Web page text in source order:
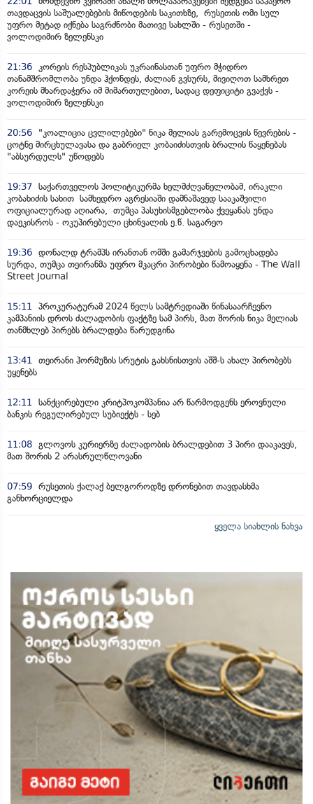
თავდაცვის საშუალებების მიწოდების საკითხზე, რუსეთის ომი სულ
უფრო მეტად იქნება საგრძნობი მათივე სახლში - რუსეთში -
ვოლოდიმირ ზელენსკი
21:36
კორეის რესპუბლიკას უკრაინასთან უფრო მჭიდრო
თანამშრომლობა უნდა ჰქონდეს, ძალიან გვსურს, მივიღოთ სამხრეთ
კორეის მხარდაჭერა იმ მიმართულებით, სადაც დეფიციტი გვაქვს -
ვოლოდიმირ ზელენსკი
20:56
"კოალიცია ცვლილებები" ნიკა მელიას გარემოცვის წევრების -
ცოტნე მირცხულავასა და გაბრიელ კობაიძისთვის ბრალის წაყენებას
"აბსურდულს" უწოდებს
19:37 საქართველოს პოლიტიკურმა ხელმძღვანელობამ, ირაკლი
კობახიძის სახით სამხედრო აგრესიაში დამნაშავედ სააკაშვილი
ოფიციალურად აღიარა, თუმცა პასუხისმგებლობა ქვეყანას უნდა
დაეკისროს - ოკუპირებული ცხინვალის ე.წ. საგარეო
19:36 დონალდ ტრამპს ირანთან ომში გამარჯვების გამოცხადება
სურდა, თუმცა თეირანმა უფრო მკაცრი პირობები წამოაყენა - The Wall
Street Journal
15:11
პროკურატურამ 2024 წელს სამტრედიაში წინასაარჩევნო
კამპანიის დროს ძალადობის ფაქტზე სამ პირს, მათ შორის ნიკა მელიას
თანმხლებ პირებს ბრალდება წარუდგინა
13:41
თეირანი ჰორმუზის სრუტის გახსნისთვის აშშ-ს ახალ პირობებს
უყენებს
12:11
სანქცირებული კრიტპოკომპანია არ წარმოდგენს ეროვნული
ბანკის რეგულირებულ სუბიექტს - სებ
11:08 გლოვოს კურიერზე ძალადობის ბრალდებით 3 პირი დააკავეს,
მათ შორის 2 არასრულწლოვანი
07:59 რუსეთის ქალაქ ბელგოროდზე დრონებით თავდასხმა
განხორციელდა
ყველა სიახლის ნახვა